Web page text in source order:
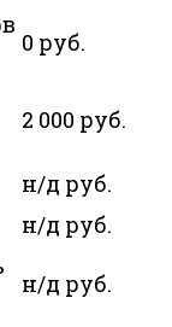
0 руб.
2 000 руб.
н/д руб.
н/д руб.
н/д руб.